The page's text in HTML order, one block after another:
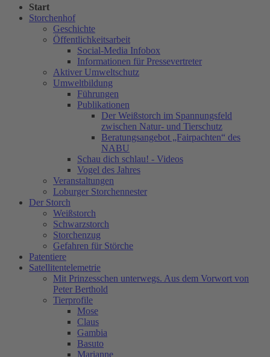
Start
Storchenhof
Geschichte
Öffentlichkeitsarbeit
Social-Media Infobox
Informationen für Pressevertreter
Aktiver Umweltschutz
Umweltbildung
Führungen
Publikationen
Der Weißstorch im Spannungsfeld
zwischen Natur- und Tierschutz
Beratungsangebot „Fairpachten“ des
NABU
Schau dich schlau! - Videos
Vogel des Jahres
Veranstaltungen
Loburger Storchennester
Der Storch
Weißstorch
Schwarzstorch
Storchenzug
Gefahren für Störche
Patentiere
Satellitentelemetrie
Mit Prinzesschen unterwegs. Aus dem Vorwort von
Peter Berthold
Tierprofile
Mose
Claus
Gambia
Basuto
Marianne